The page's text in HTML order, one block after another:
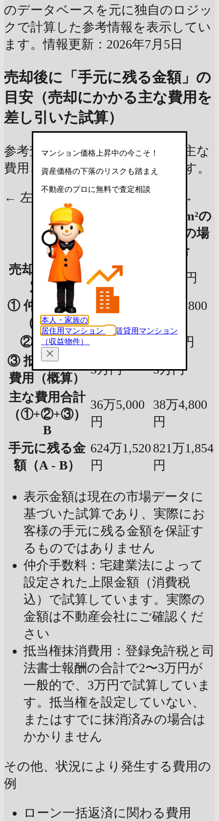
のデータベースを元に独自のロジッ
クで計算した参考情報を表示してい
ます。情報更新：2026年7月5日
売却後に「手元に残る金額」の
目安（売却にかかる主な費用を
差し引いた試算）
参考査定価格で売却した際の、主な
費用と手元に残る金額の試算です。
← 左右にスクロールできます →
項目
16.24m²の
部屋の場
合
売却価格（想
定）A
661万円
860万円
① 仲介手数料
（税込）
33万円
34万9,800
② 印紙代
5,000円
③ 抵当権抹消
費用（概算）
3万円
3万円
主な費用合計
（①+②+③）
B
36万5,000
円
38万4,800
円
手元に残る金
額（A - B）
624万1,520
円
821万1,854
円
表示金額は現在の市場データに
基づいた試算であり、実際にお
客様の手元に残る金額を保証す
るものではありません
仲介手数料：宅建業法によって
設定された上限金額（消費税
込）で試算しています。実際の
金額は不動産会社にご確認くだ
さい
抵当権抹消費用：登録免許税と司
法書士報酬の合計で2〜3万円が
一般的で、3万円で試算していま
す。抵当権を設定していない、
またはすでに抹消済みの場合は
かかりません
その他、状況により発生する費用の
例
ローン一括返済に関わる費用
マンション価格上昇中の今こそ！
資産価格の下落のリスクも踏まえ
不動産のプロに無料で査定相談
本人・家族の
居住用マンション
賃貸用マンション
（収益物件）